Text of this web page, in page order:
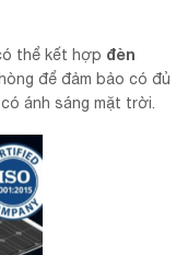
thể kết hợp đèn
để đảm bảo có đủ
ánh sáng mặt trời.